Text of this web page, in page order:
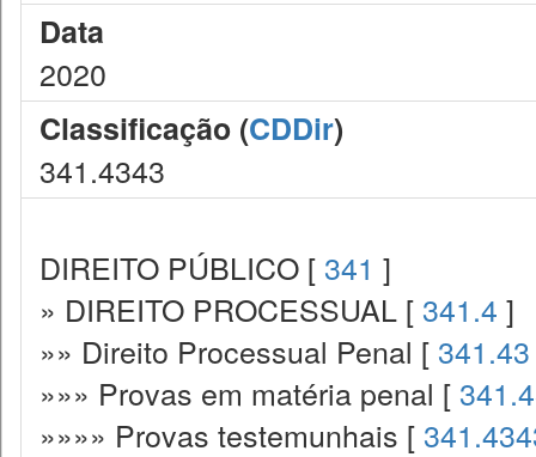
Data
2020
Classificação (CDDir)
341.4343
DIREITO PÚBLICO [ 341 ]
» DIREITO PROCESSUAL [ 341.4 ]
»» Direito Processual Penal [ 341.43
»»» Provas em matéria penal [
»»»» Provas testemunhais [